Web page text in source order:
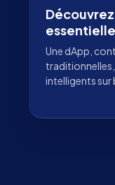
Une dApp,
intelligents sur